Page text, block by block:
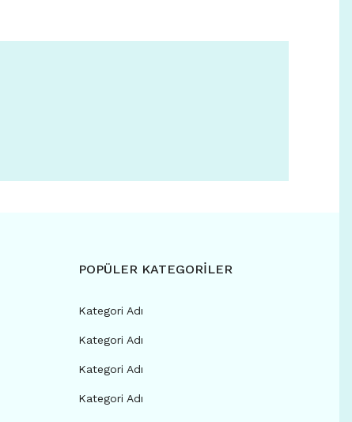
POPÜLER KATEGORİLER
Kategori Adı
Kategori Adı
Kategori Adı
Kategori Adı